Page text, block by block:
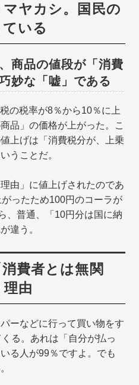
マヤカシ。国民の
いる
商品の値段が「消費
妙な「嘘」である
の税率が8％から10％に上
品」の価格が上がった。こ
上げは「消費税分が、上乗
うことだ。
由」に値上げされたのであ
ったため100円のコーラが
、普通、「10円分は国に納
違う。
費者とは無関
由
ーなどに行って買い物をす
る。あれは「自分が払っ
る人が99％ですよ。でも